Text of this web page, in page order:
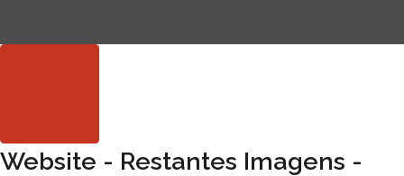
Website - Restantes Imagens -